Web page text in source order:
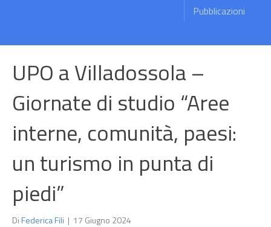
Pubblicazioni
UPO a Villadossola –
Giornate di studio “Aree
interne, comunità, paesi:
un turismo in punta di
piedi”
DiFederica Fili | 17 Giugno 2024